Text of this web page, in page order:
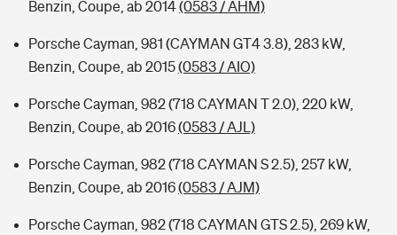
Benzin, Coupe, ab 2014(0583 / AHM)
Porsche Cayman, 981 (CAYMAN GT4 3.8), 283 kW,
Benzin, Coupe, ab 2015(0583 / AIO)
Porsche Cayman, 982 (718 CAYMAN T 2.0), 220 kW,
Benzin, Coupe, ab 2016(0583 / AJL)
Porsche Cayman, 982 (718 CAYMAN S 2.5), 257 kW,
Benzin, Coupe, ab 2016(0583 / AJM)
Porsche Cayman, 982 (718 CAYMAN GTS 2.5), 269 kW,